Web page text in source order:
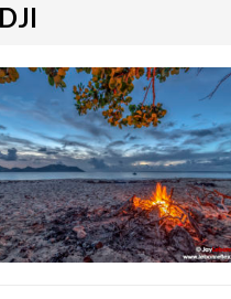
DJI